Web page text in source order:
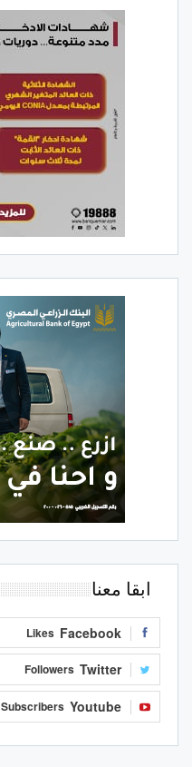
ابقا معنا
Facebook
Likes
Twitter
Followers
Youtube
Subscribers